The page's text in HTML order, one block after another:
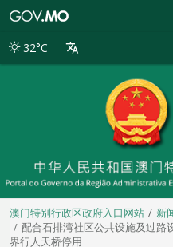
别
32°C
澳门特别行政区政府入口网站
新
配合石排湾社区公共设施及过路
界行人天桥停用